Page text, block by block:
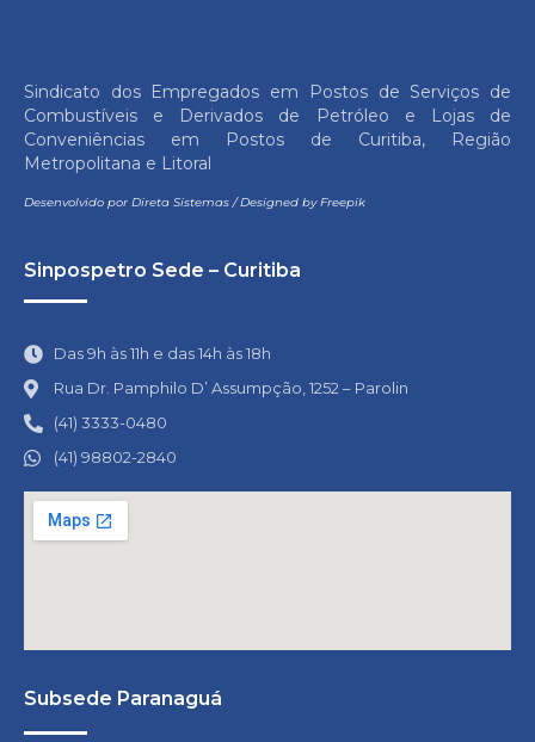
Sindicato dos Empregados em Postos de Serviços de
Combustíveis e Derivados de Petróleo e Lojas de
Conveniências em Postos de Curitiba, Região
Metropolitana e Litoral
Desenvolvido por Direta Sistemas/Designed by Freepik
Sinpospetro Sede – Curitiba
Das 9h às 11h e das 14h às 18h
Rua Dr. Pamphilo D’ Assumpção, 1252 – Parolin
(41) 3333-0480
(41) 98802-2840
Subsede Paranaguá